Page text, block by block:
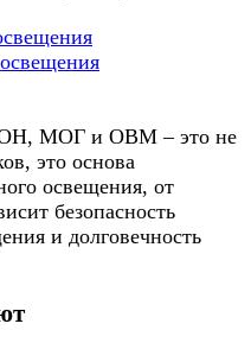
МОГ и ОВМ – это не
это основа
освещения, от
безопасность
и долговечность